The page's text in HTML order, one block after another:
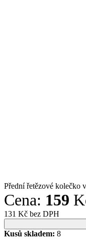
Přední řetězové kolečko
Cena: 159
131 Kč bez DPH
Kusů skladem: 8